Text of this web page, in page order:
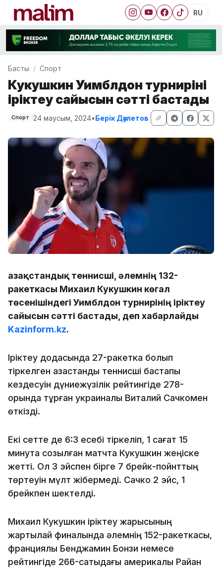
RU
Басты Спорт
Кукушкин Уимблдон турнирінің
іріктеу сайысын сәтті бастады
Спорт 24 маусым, 2024•Берік Дәулетов
Қазақстандық теннисші, әлемнің 132-
ракеткасы Михаил Кукушкин көгал
төсенішіндегі Уимблдон турнирінің іріктеу
сайысын сәтті бастады, деп хабарлайды
Kazinform.kz.
Іріктеу додасында 27-ракетка болып
тіркелген қазақстандық теннисші бастапқы
кездесуін дүниежүзілік рейтингіде 278-
орында тұрған украиналық Виталий Сачкомен
өткізді.
Екі сетте де 6:3 есебі тіркеліп, 1 сағат 15
минутқа созылған матчта Кукушкин жеңіске
жетті. Ол 3 эйспен бірге 7 брейк-пойнттың
төртеуін мүлт жібермеді. Сачко 2 эйс, 1
брейкпен шектелді.
Михаил Кукушкин іріктеу жарысының
жартылай финалында әлемнің 152-ракеткасы,
франциялық Бенджамин Бонзи немесе
рейтингіде 266-сатыдағы америкалық Райан